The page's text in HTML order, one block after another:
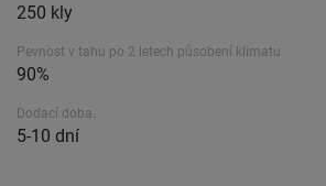
250 kly
Pevnost v tahu po 2 letech působení klimatu
90%
Dodací doba.
5-10 dní